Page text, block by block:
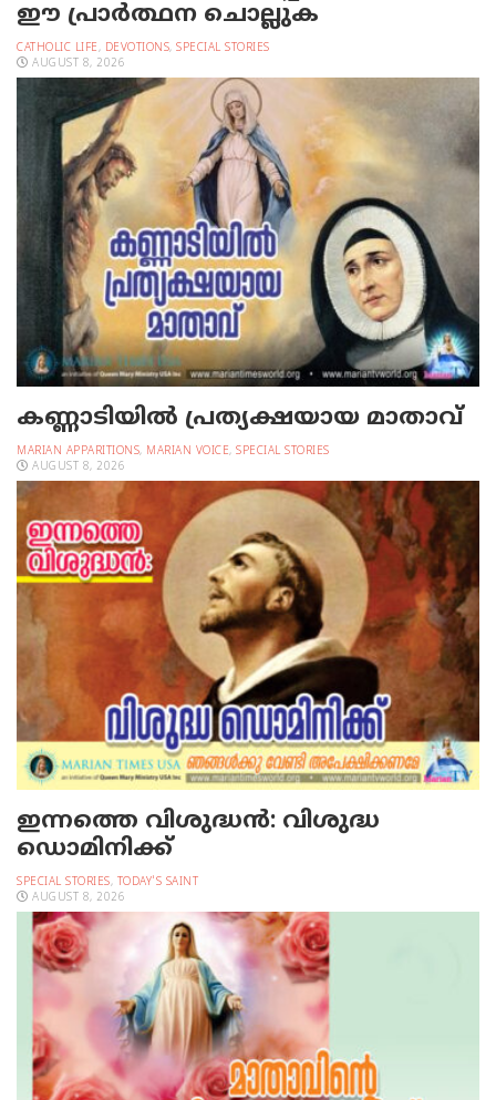
ഈ പ്രാര്‍ത്ഥന ചൊല്ലുക
CATHOLIC LIFE, DEVOTIONS, SPECIAL STORIES
AUGUST 8, 2026
കണ്ണാടിയില്‍ പ്രത്യക്ഷയായ മാതാവ്
MARIAN APPARITIONS, MARIAN VOICE, SPECIAL STORIES
AUGUST 8, 2026
ഇന്നത്തെ വിശുദ്ധന്‍: വിശുദ്ധ
ഡൊമിനിക്ക്
SPECIAL STORIES, TODAY'S SAINT
AUGUST 8, 2026